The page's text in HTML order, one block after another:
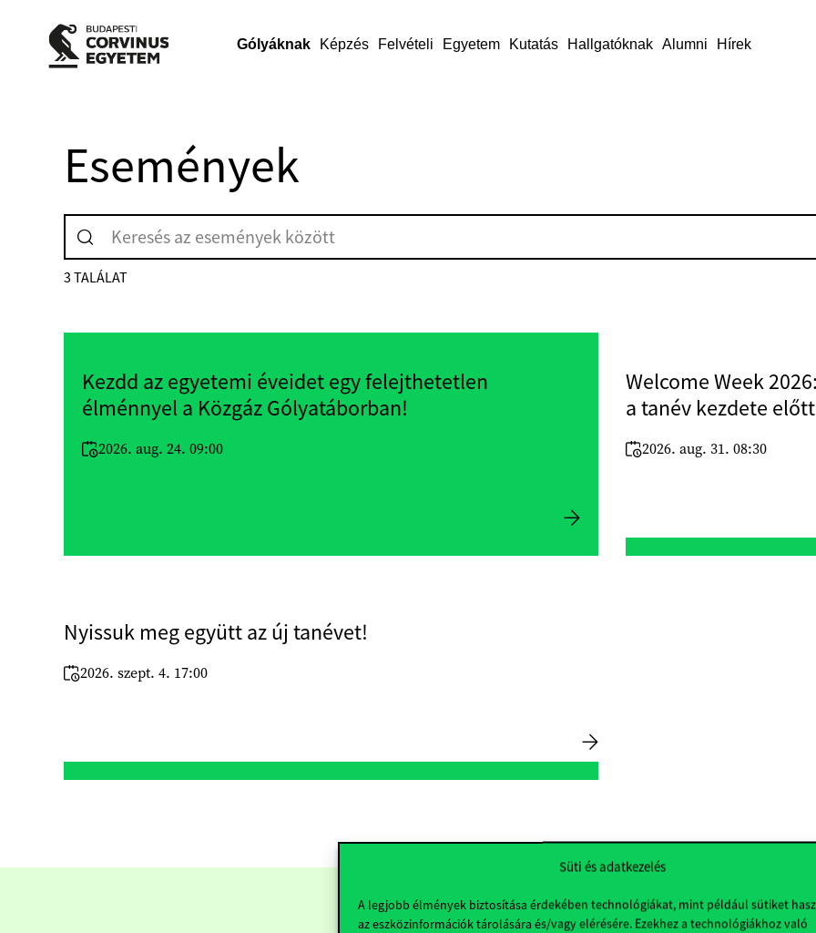
Süti és adatkezelés
A legjobb élmények biztosítása érdekében technológiákat, mint például sütiket
az eszközinformációk tárolására és/vagy elérésére. Ezekhez a technológiákhoz való
Gólyáknak Képzés Felvételi Egyetem Kutatás Hallgatóknak Alumni Hírek
Események
3 TALÁLAT
Kezdd az egyetemi éveidet egy felejthetetlen
élménnyel a Közgáz Gólyatáborban!
2026. aug. 24. 09:00
Welcome Week
a tanév kezdete
2026. aug. 31. 08:30
Nyissuk meg együtt az új tanévet!
2026. szept. 4. 17:00